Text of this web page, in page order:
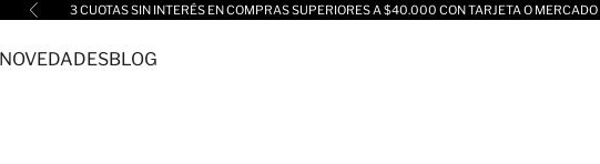
Anterior3 CUOTAS SIN INTERÉS EN COMPRAS SUPERIORES A $40.000 CON TARJETA O MERCADO
NOVEDADESBLOG